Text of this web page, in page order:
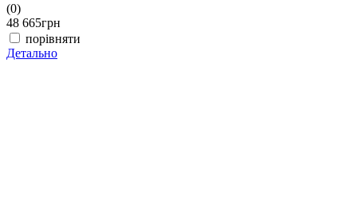
(0)
48 665грн
порівняти
Детально